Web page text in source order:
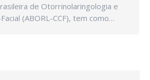
de Otorrinolaringologia e
(ABORL-CCF), tem como…